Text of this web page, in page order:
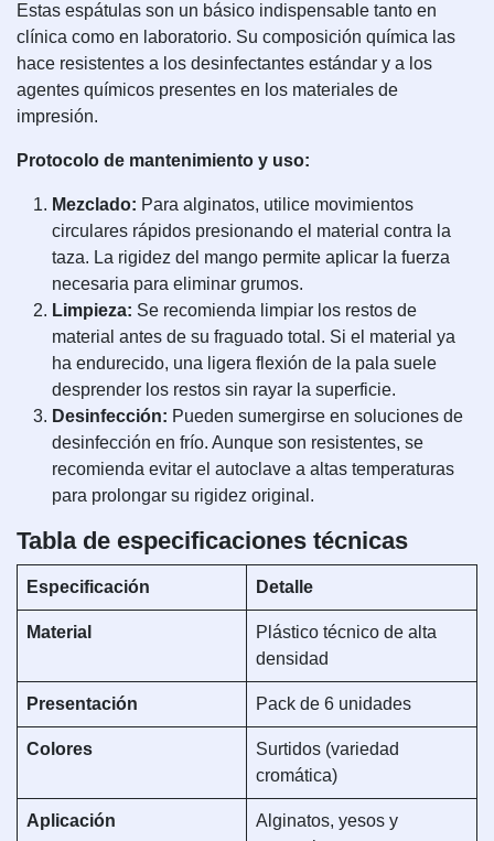
Estas espátulas son un básico indispensable tanto en
clínica como en laboratorio. Su composición química las
hace resistentes a los desinfectantes estándar y a los
agentes químicos presentes en los materiales de
impresión.
Protocolo de mantenimiento y uso:
Mezclado: Para alginatos, utilice movimientos
circulares rápidos presionando el material contra la
taza. La rigidez del mango permite aplicar la fuerza
necesaria para eliminar grumos.
Limpieza: Se recomienda limpiar los restos de
material antes de su fraguado total. Si el material ya
ha endurecido, una ligera flexión de la pala suele
desprender los restos sin rayar la superficie.
Desinfección: Pueden sumergirse en soluciones de
desinfección en frío. Aunque son resistentes, se
recomienda evitar el autoclave a altas temperaturas
para prolongar su rigidez original.
Tabla de especificaciones técnicas
Especificación Detalle
Material
Plástico técnico de alta
densidad
Presentación Pack de 6 unidades
Colores
Surtidos (variedad
cromática)
Aplicación
Alginatos, yesos y